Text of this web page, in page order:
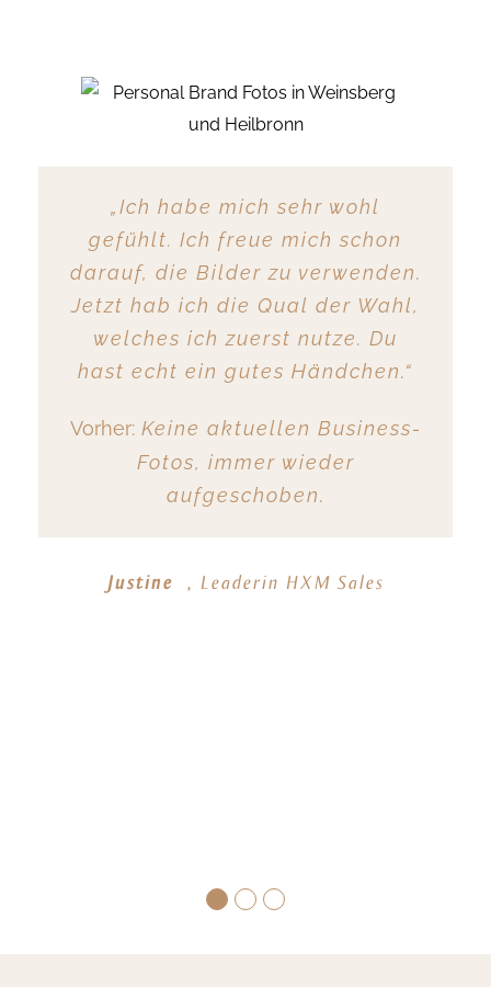
„Ich habe mich sehr wohl
gefühlt. Ich freue mich schon
darauf, die Bilder zu verwenden.
Jetzt hab ich die Qual der Wahl,
welches ich zuerst nutze. Du
hast echt ein gutes Händchen.“
Vorher:Keine aktuellen Business-
Fotos, immer wieder
aufgeschoben.
Justine , Leaderin HXM Sales
„Ich habe Gänsehaut, die Fotos
sind der Hammer!!! Ich bin so
gerührt und soooo begeistert
und dankbar.“
Vorher: Hatte selbst Hemmungen,
trotz jahrelanger Arbeit im
Styling-Bereich.
entspannte Atmosphäre und das
sieht man den Fotos an. So viele
wunderschöne Bilder für
Website & Social Media.“
Vorher: DIY Fotos auf der
Positionierung passten.